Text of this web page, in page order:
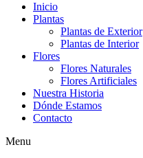
Inicio
Plantas
Plantas de Exterior
Plantas de Interior
Flores
Flores Naturales
Flores Artificiales
Nuestra Historia
Dónde Estamos
Contacto
Menu